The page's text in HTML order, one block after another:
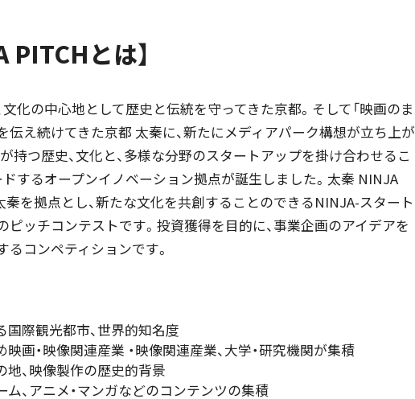
PITCHとは】
化の中心地として歴史と伝統を守ってきた京都。そして「映画のま
伝え続けてきた京都 太秦に、新たにメディアパーク構想が立ち上が
持つ歴史、文化と、多様な分野のスタートアップを掛け合わせるこ
ドするオープンイノベーション拠点が誕生しました。太秦 NINJA
秦を拠点とし、新たな文化を共創することのできるNINJA-スタート
ピッチコンテストです。投資獲得を目的に、事業企画のアイデアを
コンペティションです。
国際観光都市、世界的知名度
画・映像関連産業 ・映像関連産業、大学・研究機関が集積
地、映像製作の歴史的背景
ム、アニメ・マンガなどのコンテンツの集積